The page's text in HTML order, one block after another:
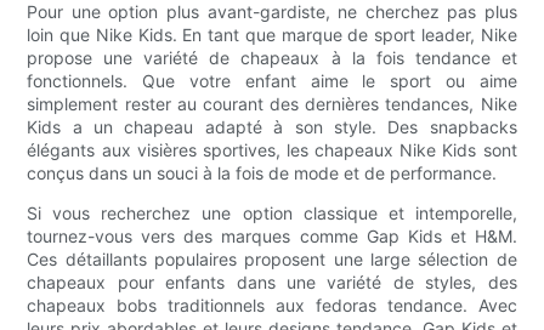
Pour une option plus avant-gardiste, ne cherchez pas plus
loin que Nike Kids. En tant que marque de sport leader, Nike
propose une variété de chapeaux à la fois tendance et
fonctionnels. Que votre enfant aime le sport ou aime
simplement rester au courant des dernières tendances, Nike
Kids a un chapeau adapté à son style. Des snapbacks
élégants aux visières sportives, les chapeaux Nike Kids sont
conçus dans un souci à la fois de mode et de performance.
Si vous recherchez une option classique et intemporelle,
tournez-vous vers des marques comme Gap Kids et H&M.
Ces détaillants populaires proposent une large sélection de
chapeaux pour enfants dans une variété de styles, des
chapeaux bobs traditionnels aux fedoras tendance. Avec